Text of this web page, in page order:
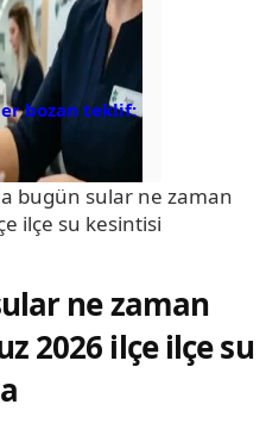
bozan teklif:
bugün sular ne zaman
ilçe su kesintisi
ne zaman
2026 ilçe ilçe su